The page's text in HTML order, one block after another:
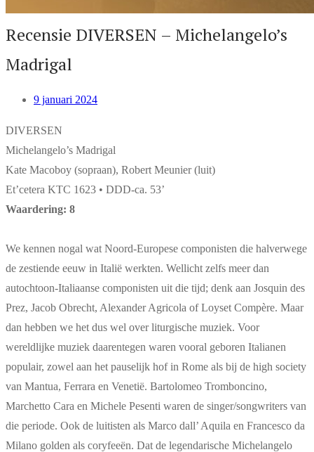
Recensie DIVERSEN – Michelangelo’s
Madrigal
9 januari 2024
DIVERSEN
Michelangelo’s Madrigal
Kate Macoboy (sopraan), Robert Meunier (luit)
Et’cetera KTC 1623 • DDD-ca. 53’
Waardering: 8
We kennen nogal wat Noord-Europese componisten die halverwege
de zestiende eeuw in Italië werkten. Wellicht zelfs meer dan
autochtoon-Italiaanse componisten uit die tijd; denk aan Josquin des
Prez, Jacob Obrecht, Alexander Agricola of Loyset Compère. Maar
dan hebben we het dus wel over liturgische muziek. Voor
wereldlijke muziek daarentegen waren vooral geboren Italianen
populair, zowel aan het pauselijk hof in Rome als bij de high society
van Mantua, Ferrara en Venetië. Bartolomeo Tromboncino,
Marchetto Cara en Michele Pesenti waren de singer/songwriters van
die periode. Ook de luitisten als Marco dall’ Aquila en Francesco da
Milano golden als coryfeeën. Dat de legendarische Michelangelo